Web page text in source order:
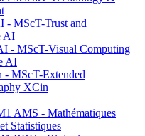
- MScT-Trust and
AI
- MScT-Visual Computing
AI
MScT-Extended
XCin
AMS - Mathématiques
Statistiques